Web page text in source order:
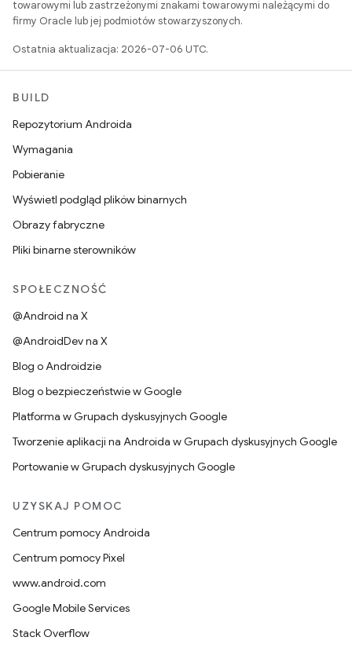
towarowymi lub zastrzeżonymi znakami towarowymi należącymi do
firmy Oracle lub jej podmiotów stowarzyszonych.
Ostatnia aktualizacja: 2026-07-06 UTC.
BUILD
Repozytorium Androida
Wymagania
Pobieranie
Wyświetl podgląd plików binarnych
Obrazy fabryczne
Pliki binarne sterowników
SPOŁECZNOŚĆ
@Android na X
@AndroidDev na X
Blog o Androidzie
Blog o bezpieczeństwie w Google
Platforma w Grupach dyskusyjnych Google
Tworzenie aplikacji na Androida w Grupach dyskusyjnych Google
Portowanie w Grupach dyskusyjnych Google
UZYSKAJ POMOC
Centrum pomocy Androida
Centrum pomocy Pixel
www.android.com
Google Mobile Services
Stack Overflow